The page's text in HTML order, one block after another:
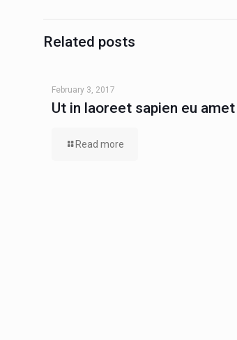
Related posts
February 3, 2017
Ut in laoreet sapien eu amet
Read more